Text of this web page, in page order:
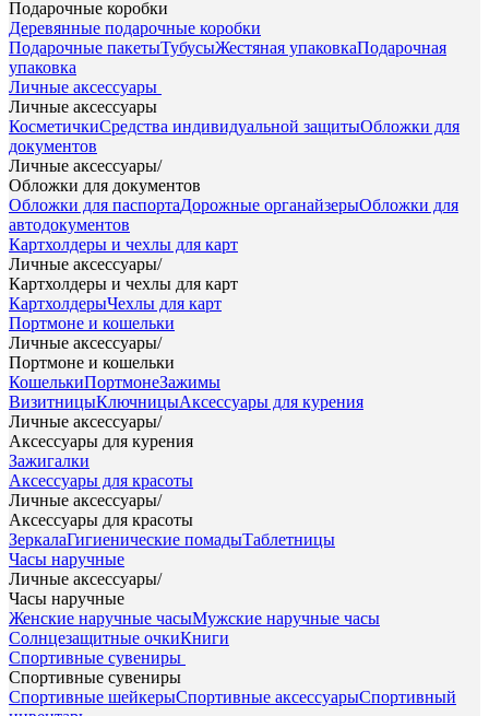
Подарочные коробки
Деревянные подарочные коробки
Подарочные пакетыТубусыЖестяная упаковкаПодарочная
упаковка
Личные аксессуары
Личные аксессуары
КосметичкиСредства индивидуальной защитыОбложки для
документов
Личные аксессуары/
Обложки для документов
Обложки для паспортаДорожные органайзерыОбложки для
автодокументов
Картхолдеры и чехлы для карт
Личные аксессуары/
Картхолдеры и чехлы для карт
КартхолдерыЧехлы для карт
Портмоне и кошельки
Личные аксессуары/
Портмоне и кошельки
КошелькиПортмонеЗажимы
ВизитницыКлючницыАксессуары для курения
Личные аксессуары/
Аксессуары для курения
Зажигалки
Аксессуары для красоты
Личные аксессуары/
Аксессуары для красоты
ЗеркалаГигиенические помадыТаблетницы
Часы наручные
Личные аксессуары/
Часы наручные
Женские наручные часыМужские наручные часы
Солнцезащитные очкиКниги
Спортивные сувениры
Спортивные сувениры
Спортивные шейкерыСпортивные аксессуарыСпортивный